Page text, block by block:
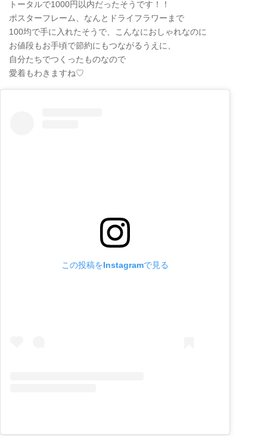
トータルで1000円以内だったそうです！！
ポスターフレーム、なんとドライフラワーまで
100均で手に入れたそうで、こんなにおしゃれなのに
お値段もお手頃で節約にもつながるうえに、
自分たちでつくったものなので
愛着もわきますね♡
この投稿をInstagramで見る